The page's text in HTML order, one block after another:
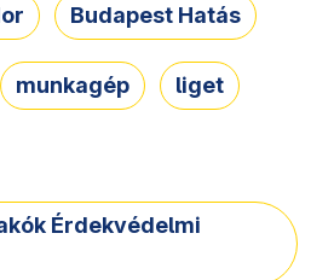
Budapest Hatás
munkagép liget
Érdekvédelmi